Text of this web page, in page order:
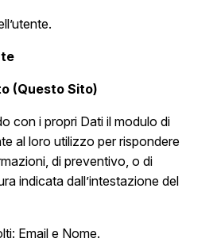
(Questo Sito)
con i propri Dati il modulo di
al loro utilizzo per rispondere
di preventivo, o di
indicata dall’intestazione del
Email e Nome.